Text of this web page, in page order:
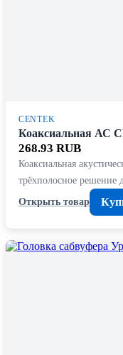
CENTEK
Коаксиальная АС
268.93 RUB
Коаксиальная
трёхполосное решение
Открыть товар